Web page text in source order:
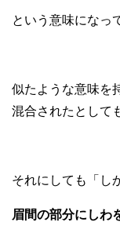
という意味になっ
似たような意味を
混合されたとして
それにしても「し
眉間の部分にしわ